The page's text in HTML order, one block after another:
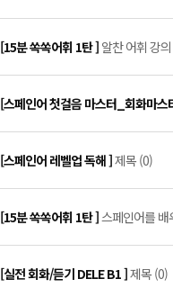
[15분 쏙쏙어휘 1탄 ] 알찬 어휘 강
[스페인어 첫걸음 마스터_회화마스
[스페인어 레벨업 독해 ]제목 (0)
[15분 쏙쏙어휘 1탄 ]스페인어를 배
[실전 회화/듣기 DELE B1 ]제목 (0)